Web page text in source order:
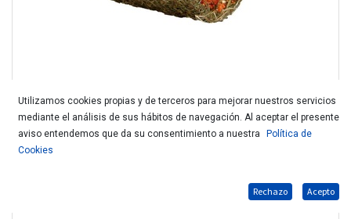
KARLIE TUNEL ROEDOR ZANAHORIA 200692
Utilizamos cookies propias y de terceros para mejorar nuestros servicios
mediante el análisis de sus hábitos de navegación. Al aceptar el presente
aviso entendemos que da su consentimiento a nuestra
Política de
Cookies
Rechazo Acepto